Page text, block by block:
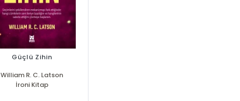
Güçlü Zihin
William R. C. Latson
İroni Kitap